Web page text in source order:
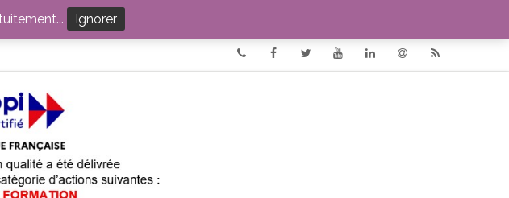
EN SANTÉ SEXUELLE
Ignorer